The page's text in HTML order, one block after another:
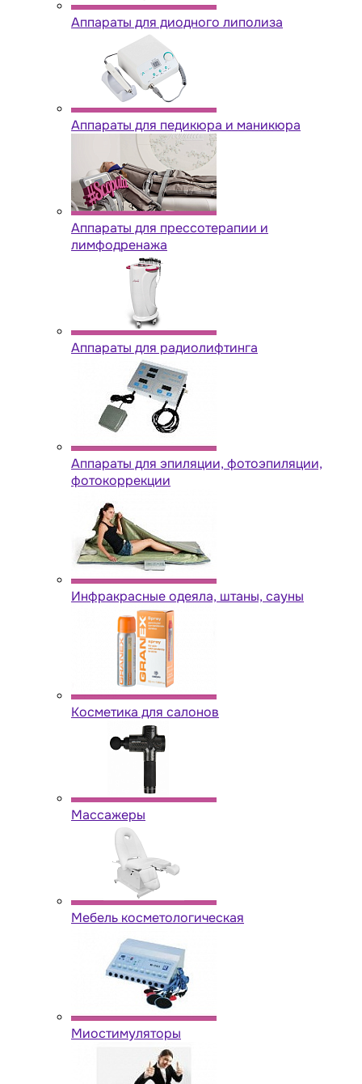
Аппараты для диодного липолиза
Аппараты для педикюра и маникюра
Аппараты для прессотерапии и
лимфодренажа
Аппараты для радиолифтинга
Аппараты для эпиляции, фотоэпиляции,
фотокоррекции
Инфракрасные одеяла, штаны, сауны
Косметика для салонов
Массажеры
Мебель косметологическая
Миостимуляторы